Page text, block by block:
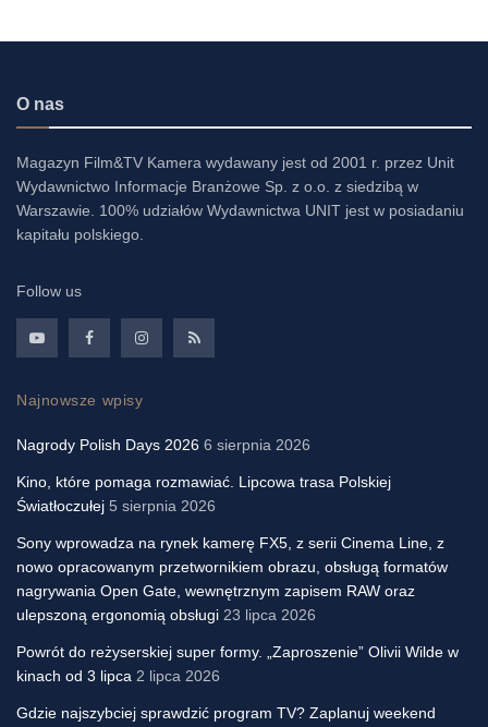
O nas
Magazyn Film&TV Kamera wydawany jest od 2001 r. przez Unit
Wydawnictwo Informacje Branżowe Sp. z o.o. z siedzibą w
Warszawie. 100% udziałów Wydawnictwa UNIT jest w posiadaniu
kapitału polskiego.
Follow us
Najnowsze wpisy
Nagrody Polish Days 2026 6 sierpnia 2026
Kino, które pomaga rozmawiać. Lipcowa trasa Polskiej
Światłoczułej 5 sierpnia 2026
Sony wprowadza na rynek kamerę FX5, z serii Cinema Line, z
nowo opracowanym przetwornikiem obrazu, obsługą formatów
nagrywania Open Gate, wewnętrznym zapisem RAW oraz
ulepszoną ergonomią obsługi 23 lipca 2026
Powrót do reżyserskiej super formy. „Zaproszenie” Olivii Wilde w
kinach od 3 lipca 2 lipca 2026
Gdzie najszybciej sprawdzić program TV? Zaplanuj weekend